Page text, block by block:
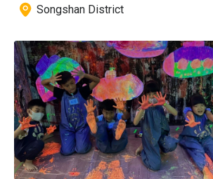
Songshan District